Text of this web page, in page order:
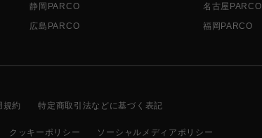
静岡PARCO
名古屋PARCO
広島PARCO
福岡PARCO
規約 特定商取引法などに基づく表記
クッキーポリシー ソーシャルメディアポリシー